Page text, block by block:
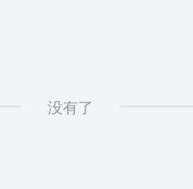
没有了